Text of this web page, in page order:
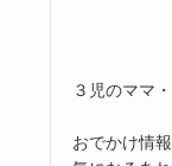
３児のママ
おでかけ情